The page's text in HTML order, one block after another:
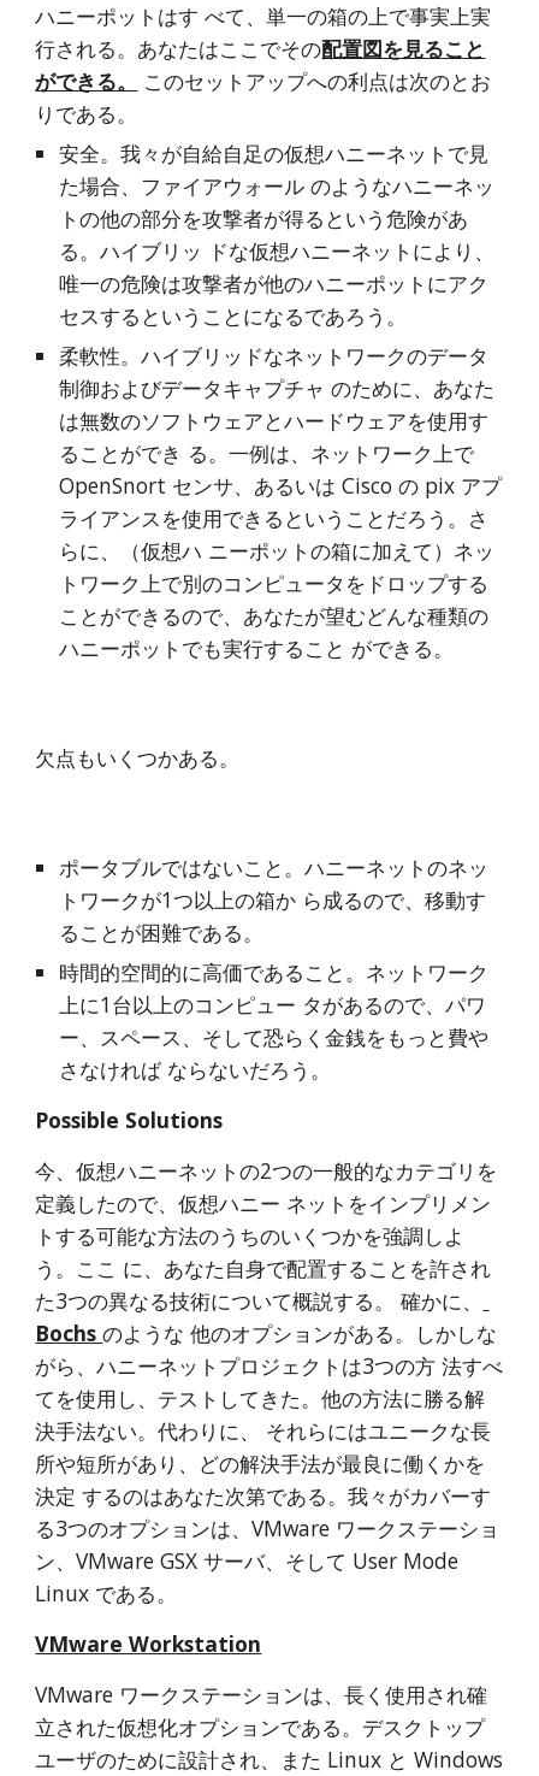
ハニーポットはす べて、単一の箱の上で事実上実
行される。あなたはここでその配置図を見ること
ができる。
このセットアップへの利点は次のとお
りである。
安全。我々が自給自足の仮想ハニーネットで見
た場合、ファイアウォール のようなハニーネッ
トの他の部分を攻撃者が得るという危険があ
る。ハイブリッ ドな仮想ハニーネットにより、
唯一の危険は攻撃者が他のハニーポットにアク
セスするということになるであろう。
柔軟性。ハイブリッドなネットワークのデータ
制御およびデータキャプチャ のために、あなた
は無数のソフトウェアとハードウェアを使用す
ることができ る。一例は、ネットワーク上で
OpenSnort センサ、あるいは Cisco の pix アプ
ライアンスを使用できるということだろう。さ
らに、（仮想ハ ニーポットの箱に加えて）ネッ
トワーク上で別のコンピュータをドロップする
ことができるので、あなたが望むどんな種類の
ハニーポットでも実行すること ができる。
欠点もいくつかある。
ポータブルではないこと。ハニーネットのネッ
トワークが1つ以上の箱か ら成るので、移動す
ることが困難である。
時間的空間的に高価であること。ネットワーク
上に1台以上のコンピュー タがあるので、パワ
ー、スペース、そして恐らく金銭をもっと費や
さなければ ならないだろう。
Possible Solutions
今、仮想ハニーネットの2つの一般的なカテゴリを
定義したので、仮想ハニー ネットをインプリメン
トする可能な方法のうちのいくつかを強調しよ
う。ここ に、あなた自身で配置することを許され
た3つの異なる技術について概説する。 確かに、
Bochs のような 他のオプションがある。しかしな
がら、ハニーネットプロジェクトは3つの方 法すべ
てを使用し、テストしてきた。他の方法に勝る解
決手法ない。代わりに、 それらにはユニークな長
所や短所があり、どの解決手法が最良に働くかを
決定 するのはあなた次第である。我々がカバーす
る3つのオプションは、VMware ワークステーショ
ン、VMware GSX サーバ、そして User Mode
Linux である。
VMware Workstation
VMware ワークステーションは、長く使用され確
立された仮想化オプションである。デスクトップ
ユーザのために設計され、また Linux と Windows